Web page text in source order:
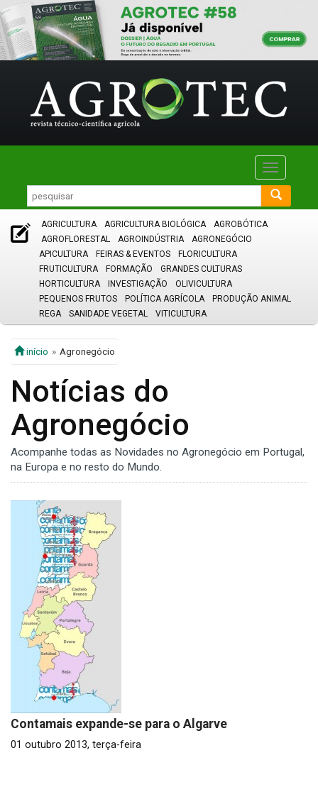
Toggle
AGRICULTURA AGRICULTURA BIOLÓGICA
AGROBÓTICA
AGROFLORESTAL
AGROINDÚSTRIA
AGRONEGÓCIO
APICULTURA
FEIRAS & EVENTOS
FLORICULTURA
FRUTICULTURA
FORMAÇÃO
GRANDES CULTURAS
HORTICULTURA
INVESTIGAÇÃO
OLIVICULTURA
PEQUENOS FRUTOS
POLÍTICA AGRÍCOLA
PRODUÇÃO ANIMAL
REGA
SANIDADE VEGETAL VITICULTURA
início Agronegócio
Notícias do
Agronegócio
Acompanhe todas as Novidades no Agronegócio em Portugal,
na Europa e no resto do Mundo.
Contamais expande-se para o Algarve
01 outubro 2013, terça-feira